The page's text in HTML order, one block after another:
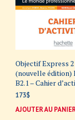
Objectif Express 2
(nouvelle édition)
B2.1 – Cahier
173$
AJOUTER AU